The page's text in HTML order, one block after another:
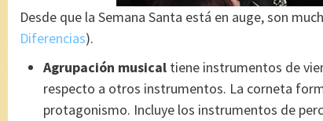
Desde que la Semana Santa está en auge, son
Diferencias).
Agrupación musical tiene instrumentos de
respecto a otros instrumentos. La corneta
protagonismo. Incluye los instrumentos de